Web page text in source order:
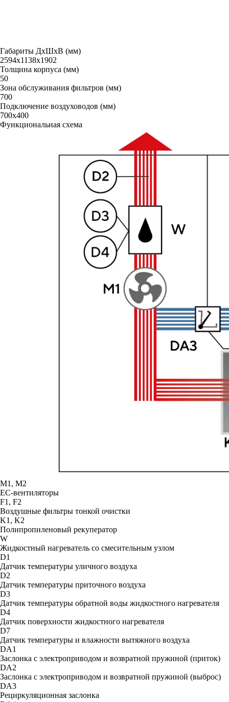
Габариты ДxШxВ (мм)
2594х1138х1902
Толщина корпуса (мм)
50
Зона обслуживания фильтров (мм)
700
Подключение воздуховодов (мм)
700х400
Функциональная схема
М1, М2
ЕС-вентиляторы
F1, F2
Воздушные фильтры тонкой очистки
K1, K2
Полипропиленовый рекуператор
W
Жидкостный нагреватель со смесительным узлом
D1
Датчик температуры уличного воздуха
D2
Датчик температуры приточного воздуха
D3
Датчик температуры обратной воды жидкостного нагревателя
D4
Датчик поверхности жидкостного нагревателя
D7
Датчик температуры и влажности вытяжного воздуха
DA1
Заслонка с электроприводом и возвратной пружиной (приток)
DA2
Заслонка с электроприводом и возвратной пружиной (выброс)
DA3
Рециркуляционная заслонка